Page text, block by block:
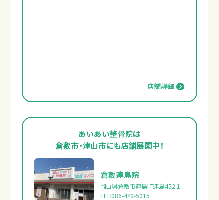
店舗詳細
あいあい整骨院は
倉敷市・津山市にも店舗展開中！
倉敷連島院
岡山県倉敷市連島町連島452-1
TEL:086-440-5015